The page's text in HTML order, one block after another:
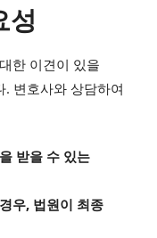
성
한 이견이 있을
변호사와 상담하여
받을 수 있는
우, 법원이 최종